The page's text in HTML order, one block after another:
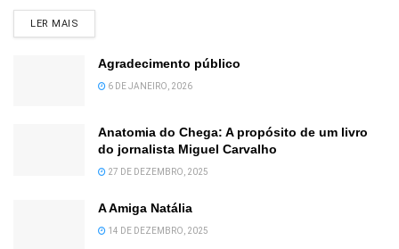
LER MAIS
Agradecimento público
6 DE JANEIRO, 2026
Anatomia do Chega: A propósito de um livro
do jornalista Miguel Carvalho
27 DE DEZEMBRO, 2025
A Amiga Natália
14 DE DEZEMBRO, 2025